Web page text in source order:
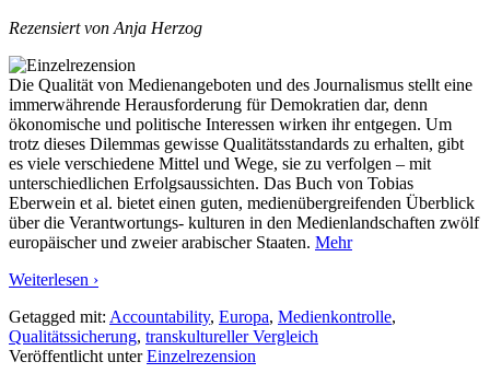
Rezensiert von Anja Herzog
Die Qualität von Medienangeboten und des Journalismus stellt eine
immerwährende Herausforderung für Demokratien dar, denn
ökonomische und politische Interessen wirken ihr entgegen. Um
trotz dieses Dilemmas gewisse Qualitätsstandards zu erhalten, gibt
es viele verschiedene Mittel und Wege, sie zu verfolgen – mit
unterschiedlichen Erfolgsaussichten. Das Buch von Tobias
Eberwein et al. bietet einen guten, medienübergreifenden Überblick
über die Verantwortungs- kulturen in den Medienlandschaften zwölf
europäischer und zweier arabischer Staaten. Mehr
Weiterlesen ›
Getagged mit: Accountability, Europa, Medienkontrolle,
Qualitätssicherung, transkultureller Vergleich
Veröffentlicht unterEinzelrezension